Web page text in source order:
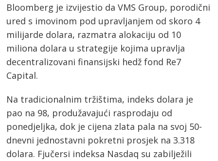
Bloomberg je izvijestio da VMS Group, porodični
ured s imovinom pod upravljanjem od skoro 4
milijarde dolara, razmatra alokaciju od 10
miliona dolara u strategije kojima upravlja
decentralizovani finansijski hedž fond Re7
Capital.
Na tradicionalnim tržištima, indeks dolara je
pao na 98, produžavajući rasprodaju od
ponedjeljka, dok je cijena zlata pala na svoj 50-
dnevni jednostavni pokretni prosjek na 3.318
dolara. Fjučersi indeksa Nasdaq su zabilježili